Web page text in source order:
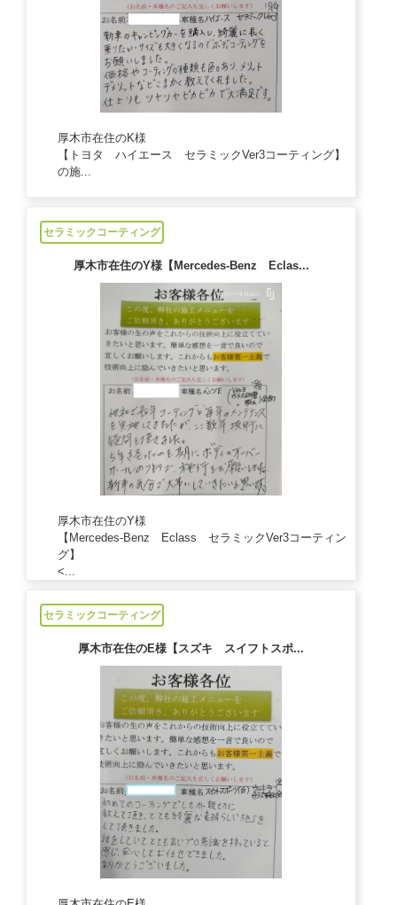
厚木市在住のK様
【トヨタ ハイエース セラミックVer3コーティング】
の施...
セラミックコーティング
厚木市在住のY様【Mercedes-Benz Eclas...
厚木市在住のY様
【Mercedes-Benz Eclass セラミックVer3コーティン
グ】
<...
セラミックコーティング
厚木市在住のE様【スズキ スイフトスポ...